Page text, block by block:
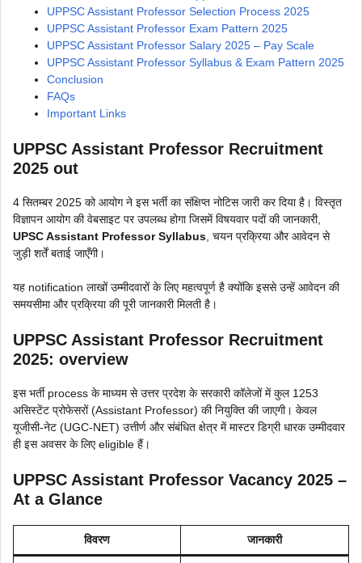
UPPSC Assistant Professor Selection Process 2025
UPPSC Assistant Professor Exam Pattern 2025
UPPSC Assistant Professor Salary 2025 – Pay Scale
UPPSC Assistant Professor Syllabus & Exam Pattern 2025
Conclusion
FAQs
Important Links
UPPSC Assistant Professor Recruitment
2025 out
4 सितम्बर 2025 को आयोग ने इस भर्ती का संक्षिप्त नोटिस जारी कर दिया है। विस्तृत
विज्ञापन आयोग की वेबसाइट पर उपलब्ध होगा जिसमें विषयवार पदों की जानकारी,
UPSC Assistant Professor Syllabus , चयन प्रक्रिया और आवेदन से
जुड़ी शर्तें बताई जाएँगी।
यह notification लाखों उम्मीदवारों के लिए महत्वपूर्ण है क्योंकि इससे उन्हें आवेदन की
समयसीमा और प्रक्रिया की पूरी जानकारी मिलती है।
UPPSC Assistant Professor Recruitment
2025: overview
इस भर्ती process के माध्यम से उत्तर प्रदेश के सरकारी कॉलेजों में कुल 1253
असिस्टेंट प्रोफेसरों (Assistant Professor) की नियुक्ति की जाएगी। केवल
यूजीसी-नेट (UGC-NET) उत्तीर्ण और संबंधित क्षेत्र में मास्टर डिग्री धारक उम्मीदवार
ही इस अवसर के लिए eligible हैं।
UPPSC Assistant Professor Vacancy 2025 –
At a Glance
विवरण जानकारी